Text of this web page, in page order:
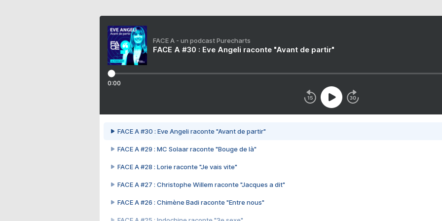
FACE A - un podcast Purecharts
FACE A #30 : Eve Angeli raconte "Avant de partir"
0:00
FACE A #30 : Eve Angeli raconte "Avant de partir"
FACE A #29 : MC Solaar raconte "Bouge de là"
FACE A #28 : Lorie raconte "Je vais vite"
FACE A #27 : Christophe Willem raconte "Jacques a dit"
FACE A #26 : Chimène Badi raconte "Entre nous"